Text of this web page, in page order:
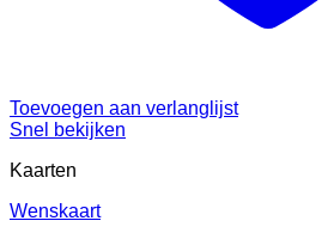
Toevoegen aan verlanglijst
Snel bekijken
Kaarten
Wenskaart